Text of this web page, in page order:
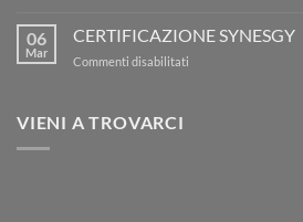
citrico!
il
Report
06
Mar
CERTIFICAZIONE SYNESGY
Commenti disabilitati
VIENI A TROVARCI